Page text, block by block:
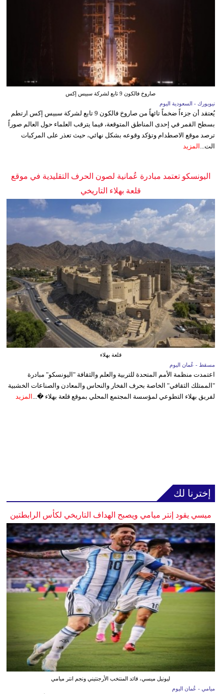
صاروخ فالكون 9 تابع لشركة سبيس إكس
نيويورك - السعودية اليوم
يُعتقد أن جزءاً ضخماً تائهاً من صاروخ فالكون 9 تابع لشركة سبيس إكس ارتطم
بسطح القمر في إحدى المناطق المتوقعة، فيما يترقب العلماء حول العالم صوراً
ترصد موقع الاصطدام وتؤكد وقوعه بشكل نهائي، حيث تعذر على المركبات
الت...
المزيد
اليونسكو تعتمد مبادرة عُمانية لصون الحرف التقليدية في موقع
قلعة بهلاء التاريخي
قلعة بهلاء
مسقط - عُمان اليوم
اعتمدت منظمة الأمم المتحدة للتربية والعلم والثقافة "اليونسكو" مبادرة
"الممتلك الثقافي" الخاصة بحرف الفخار والنحاس والمعادن والصناعات الخشبية
لفريق بهلاء التطوعي لمؤسسة المجتمع المحلي بموقع قلعة بهلاء �... المزيد
إخترنا لك
ميسي يقود إنتر ميامي ويصبح الهداف التاريخي لكأس الرابطتين
ليونيل ميسي، قائد المنتخب الأرجنتيني ونجم انتر ميامي
ميامي - عُمان اليوم